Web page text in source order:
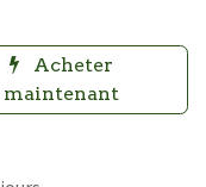
Acheter
maintenant